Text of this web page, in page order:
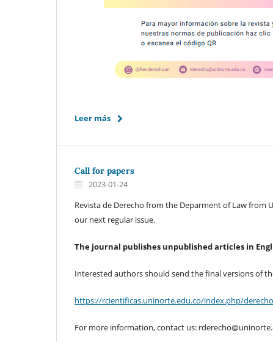
Leer más
Call for papers
2023-01-24
Revista de Derecho from the Deparment of Law
our next regular issue.
The journal publishes unpublished articles in
Interested authors should send the final versions of
https://rcientificas.uninorte.edu.co/index.php/
For more information, contact us: